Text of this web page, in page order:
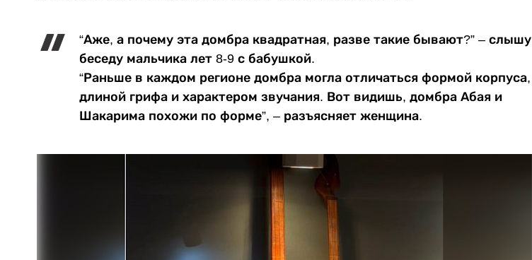
“Аже, а почему эта домбра квадратная, разве такие бывают?” – слышу
беседу мальчика лет 8-9 с бабушкой.
“Раньше в каждом регионе домбра могла отличаться формой корпуса,
длиной грифа и характером звучания. Вот видишь, домбра Абая и
Шакарима похожи по форме”, – разъясняет женщина.